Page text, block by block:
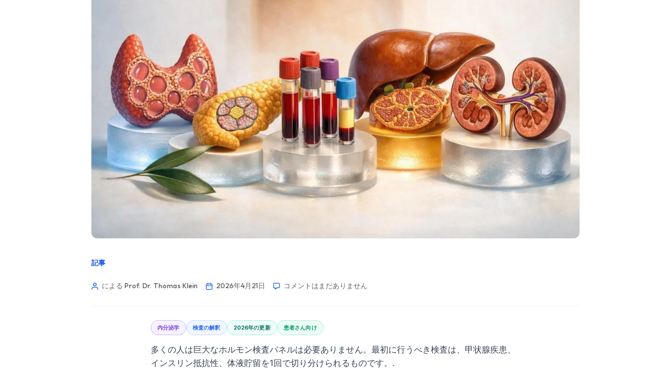
記事
による Prof. Dr. Thomas Klein 2026年4月21日 コメントはまだありません
内分泌学 検査の解釈 2026年の更新 患者さん向け
多くの人は巨大なホルモン検査パネルは必要ありません。最初に行うべき検査は、甲状腺疾患、
インスリン抵抗性、体液貯留を1回で切り分けられるものです。.